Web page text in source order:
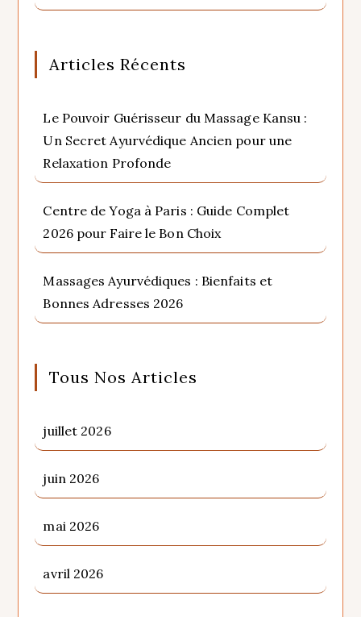
Articles Récents
Le Pouvoir Guérisseur du Massage Kansu :
Un Secret Ayurvédique Ancien pour une
Relaxation Profonde
Centre de Yoga à Paris : Guide Complet
2026 pour Faire le Bon Choix
Massages Ayurvédiques : Bienfaits et
Bonnes Adresses 2026
Tous Nos Articles
juillet 2026
juin 2026
mai 2026
avril 2026